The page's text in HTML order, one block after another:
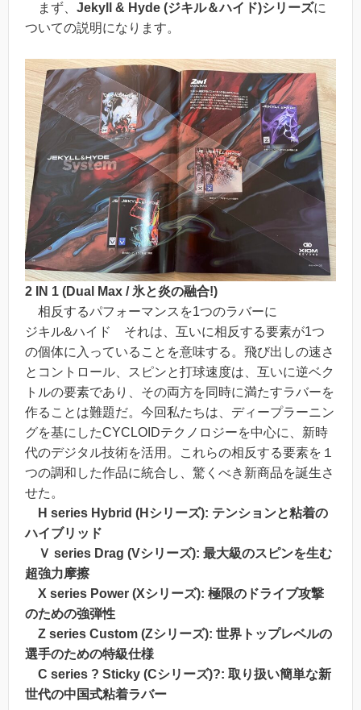
まず、 Jekyll & Hyde (ジキル＆ハイド)シリーズに
ついての説明になります。
2 IN 1 (Dual Max / 氷と炎の融合!)
相反するパフォーマンスを1つのラバーに
ジキル&ハイド それは、互いに相反する要素が1つ
の個体に入っていることを意味する。飛び出しの速さ
とコントロール、スピンと打球速度は、互いに逆ベク
トルの要素であり、その両方を同時に満たすラバーを
作ることは難題だ。今回私たちは、ディープラーニン
グを基にしたCYCLOIDテクノロジーを中心に、新時
代のデジタル技術を活用。これらの相反する要素を１
つの調和した作品に統合し、驚くべき新商品を誕生さ
せた。
H series Hybrid (Hシリーズ): テンションと粘着の
ハイブリッド
Ｖ series Drag (Vシリーズ): 最大級のスピンを生む
超強力摩擦
X series Power (Xシリーズ): 極限のドライブ攻撃
のための強弾性
Z series Custom (Zシリーズ): 世界トップレベルの
選手のための特級仕様
C series ? Sticky (Cシリーズ)?: 取り扱い簡単な新
世代の中国式粘着ラバー